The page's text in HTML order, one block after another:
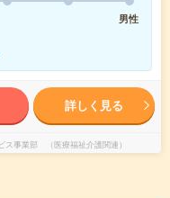
男性
詳しく見る
事業部 （医療福祉介護関連）